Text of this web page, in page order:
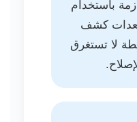
باستخدام
كشف
لا تستغرق